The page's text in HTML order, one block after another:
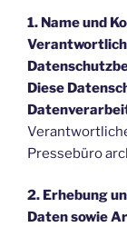
1. Name und
Diese
Pressebüro
2. Erhebung
Daten sowie